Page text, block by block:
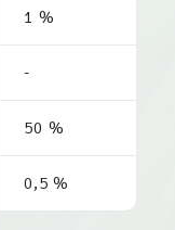
1 %
-
50 %
0,5 %